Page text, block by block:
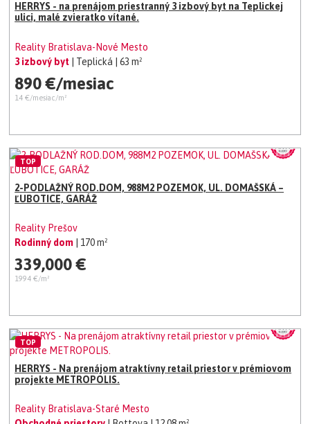
HERRYS - na prenájom priestranný 3 izbový byt na Teplickej
ulici, malé zvieratko vítané.
Reality Bratislava-Nové Mesto
3 izbový byt
| Teplická | 63 m²
890 €/mesiac
14 €/mesiac/m²
2-PODLAŽNÝ ROD.DOM, 988M2 POZEMOK, UL. DOMAŠSKÁ –
ĽUBOTICE, GARÁŽ
Reality Prešov
Rodinný dom
| 170 m²
339,000 €
1994 €/m²
TOP
HERRYS - Na prenájom atraktívny retail priestor v prémiovom
projekte METROPOLIS.
Reality Bratislava-Staré Mesto
TOP